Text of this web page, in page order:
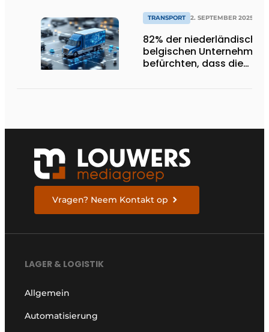
TRANSPORT 2. SEPTEMBER 2025
82% der
belgischen Unternehmen
befürchten, dass die
Vragen? Neem Kontakt op
LAGER & LOGISTIK
Allgemein
Automatisierung